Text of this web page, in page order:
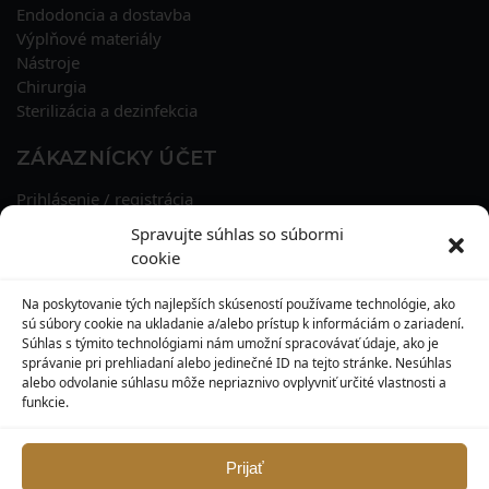
Spravujte súhlas so súbormi
cookie
Na poskytovanie tých najlepších skúseností používame technológie, ako
sú súbory cookie na ukladanie a/alebo prístup k informáciám o zariadení.
Súhlas s týmito technológiami nám umožní spracovávať údaje, ako je
správanie pri prehliadaní alebo jedinečné ID na tejto stránke. Nesúhlas
alebo odvolanie súhlasu môže nepriaznivo ovplyvniť určité vlastnosti a
funkcie.
Prijať
Endodoncia a dostavba
Výplňové materiály
Nástroje
Chirurgia
Sterilizácia a dezinfekcia
ZÁKAZNÍCKY ÚČET
Prihlásenie / registrácia
História objednávok
Zľavové kupóny
KONTAKT
MAXILO DENTAL, s. r. o.
917 05 Trnava